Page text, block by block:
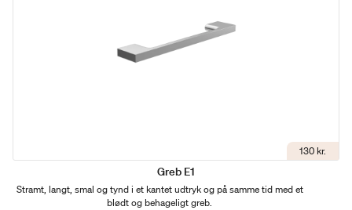
130 kr.
Greb E1
Stramt, langt, smal og tynd i et kantet udtryk og på samme tid med et
blødt og behageligt greb.